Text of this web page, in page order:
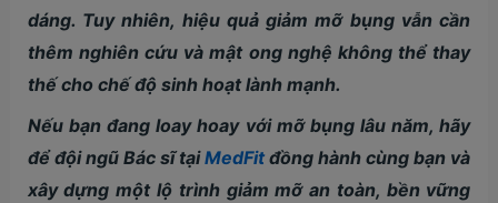
dáng. Tuy nhiên, hiệu quả giảm mỡ bụng vẫn cần
thêm nghiên cứu và mật ong nghệ không thể thay
thế cho chế độ sinh hoạt lành mạnh.
Nếu bạn đang loay hoay với mỡ bụng lâu năm, hãy
để đội ngũ Bác sĩ tạiMedFitđồng hành cùng bạn và
xây dựng một lộ trình giảm mỡ an toàn, bền vững